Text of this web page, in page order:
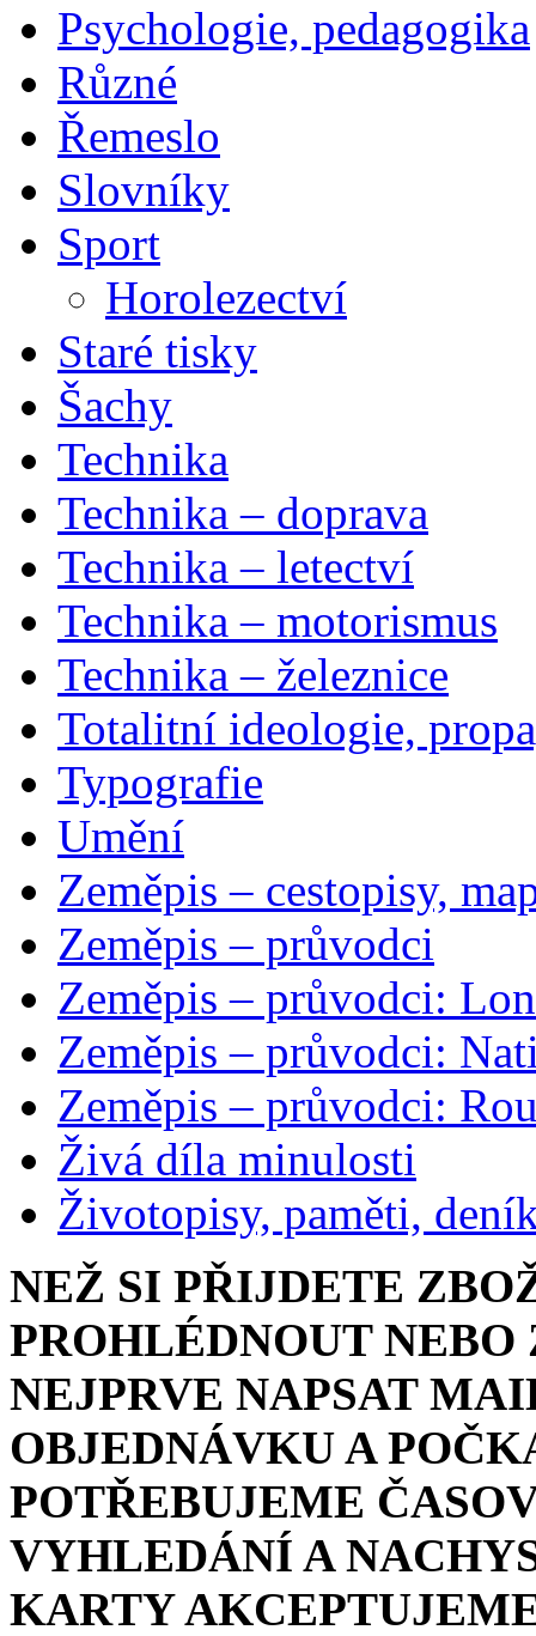
Psychologie, pedagogika
Různé
Řemeslo
Slovníky
Sport
Horolezectví
Staré tisky
Šachy
Technika
Technika – doprava
Technika – letectví
Technika – motorismus
Technika – železnice
Totalitní ideologie,
Typografie
Umění
Zeměpis – cestopisy,
Zeměpis – průvodci
Zeměpis – průvodci:
Zeměpis – průvodci:
Zeměpis – průvodci:
Živá díla minulosti
Životopisy, paměti,
NEŽ SI PŘIJDETE
PROHLÉDNOUT
NEJPRVE NAPSAT
OBJEDNÁVKU A
POTŘEBUJEME
VYHLEDÁNÍ A
KARTY